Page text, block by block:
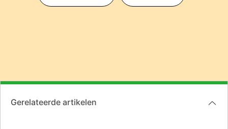
Gerelateerde artikelen